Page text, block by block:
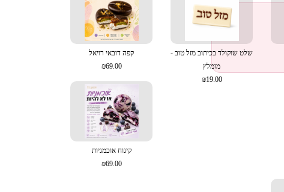
שלט שוקולד בכיתוב מזל טוב -
מומלץ
₪19.00
קפה דובאי רויאל
₪69.00
קינוח אוכמניות
₪69.00